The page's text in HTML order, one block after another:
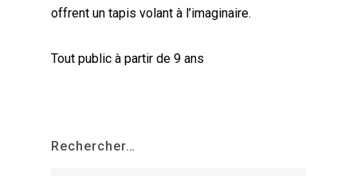
offrent un tapis volant à l’imaginaire.
Tout public à partir de 9 ans
Rechercher…